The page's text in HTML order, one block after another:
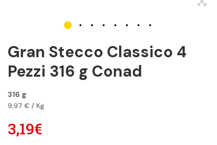
Gran Stecco Classico 4
Pezzi 316 g Conad
316 g
9,97 € / Kg
3,19€